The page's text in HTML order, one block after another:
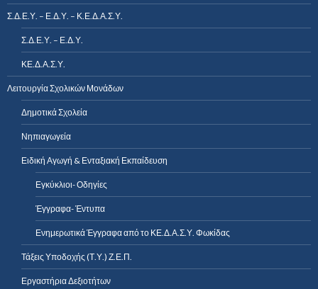
Σ.Δ.Ε.Υ. – Ε.Δ.Υ. – Κ.Ε.Δ.Α.Σ.Υ.
Σ.Δ.Ε.Υ. – Ε.Δ.Υ.
ΚΕ.Δ.Α.Σ.Υ.
Λειτουργία Σχολικών Μονάδων
Δημοτικά Σχολεία
Νηπιαγωγεία
Ειδική Αγωγή & Ενταξιακή Εκπαίδευση
Εγκύκλιοι- Οδηγίες
Έγγραφα- Έντυπα
Ενημερωτικά Έγγραφα από το ΚΕ.Δ.Α.Σ.Υ. Φωκίδας
Τάξεις Υποδοχής (Τ.Υ.) Ζ.Ε.Π.
Εργαστήρια Δεξιοτήτων